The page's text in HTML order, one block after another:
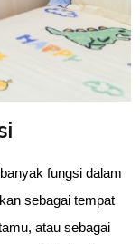
fungsi dalam
sebagai tempat
atau sebagai